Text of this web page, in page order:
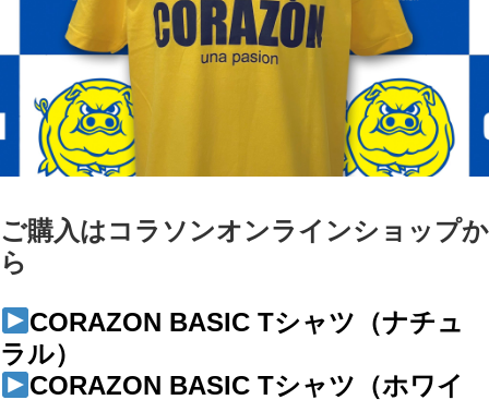
ご購入はコラソンオンラインショップか
ら
CORAZON BASIC Tシャツ（ナチュ
ラル）
CORAZON BASIC Tシャツ（ホワイ